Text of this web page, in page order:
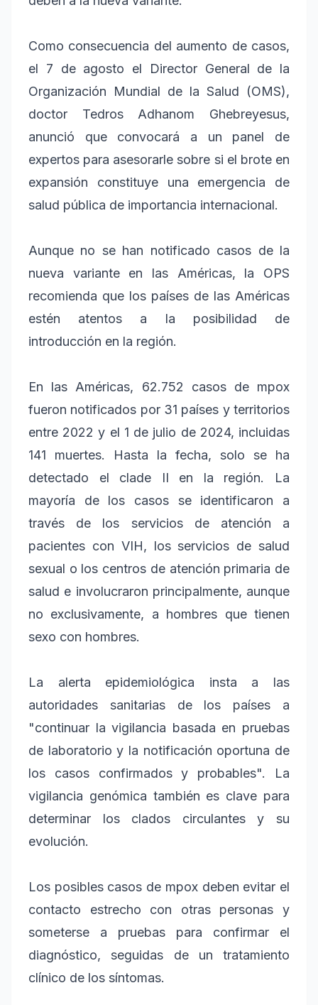
Como consecuencia del aumento de casos,
el 7 de agosto el Director General de la
Organización Mundial de la Salud (OMS),
doctor Tedros Adhanom Ghebreyesus,
anunció que convocará a un panel de
expertos para asesorarle sobre si el brote en
expansión constituye una emergencia de
salud pública de importancia internacional.
Aunque no se han notificado casos de la
nueva variante en las Américas, la OPS
recomienda que los países de las Américas
estén atentos a la posibilidad de
introducción en la región.
En las Américas, 62.752 casos de mpox
fueron notificados por 31 países y territorios
entre 2022 y el 1 de julio de 2024, incluidas
141 muertes. Hasta la fecha, solo se ha
detectado el clade II en la región. La
mayoría de los casos se identificaron a
través de los servicios de atención a
pacientes con VIH, los servicios de salud
sexual o los centros de atención primaria de
salud e involucraron principalmente, aunque
no exclusivamente, a hombres que tienen
sexo con hombres.
La alerta epidemiológica insta a las
autoridades sanitarias de los países a
"continuar la vigilancia basada en pruebas
de laboratorio y la notificación oportuna de
los casos confirmados y probables". La
vigilancia genómica también es clave para
determinar los clados circulantes y su
evolución.
Los posibles casos de mpox deben evitar el
contacto estrecho con otras personas y
someterse a pruebas para confirmar el
diagnóstico, seguidas de un tratamiento
clínico de los síntomas.